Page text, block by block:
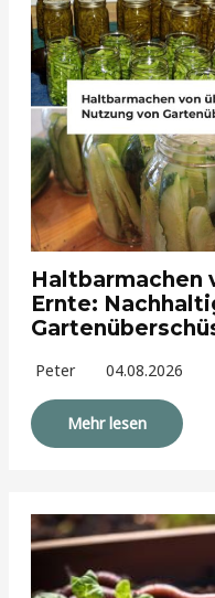
Haltbarmachen
Ernte:
Peter 04.08.2026
Mehr lesen